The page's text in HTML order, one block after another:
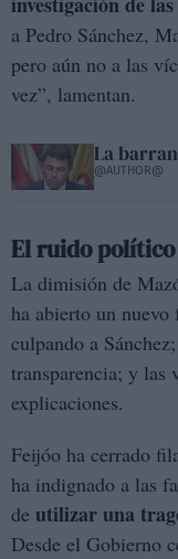
a Pedro Sánchez,
pero aún no a las
vez”, lamentan.
La
@AUTHOR@
El ruido
La dimisión de
ha abierto un
culpando a
transparencia; y las
explicaciones.
Feijóo ha cerrado
ha indignado a las
de utilizar una
Desde el Gobierno